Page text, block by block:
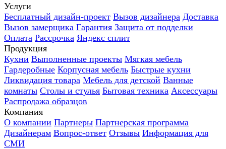
Услуги
Бесплатный дизайн-проект Вызов дизайнера Доставка
Вызов замерщика Гарантия Защита от подделки
Оплата Рассрочка Яндекс сплит
Продукция
Кухни Выполненные проекты Мягкая мебель
Гардеробные Корпусная мебель Быстрые кухни
Ликвидация товара Мебель для детской Ванные
комнаты Столы и стулья Бытовая техника Аксессуары
Распродажа образцов
Компания
О компании Партнеры Партнерская программа
Дизайнерам Вопрос-ответ Отзывы Информация для
СМИ